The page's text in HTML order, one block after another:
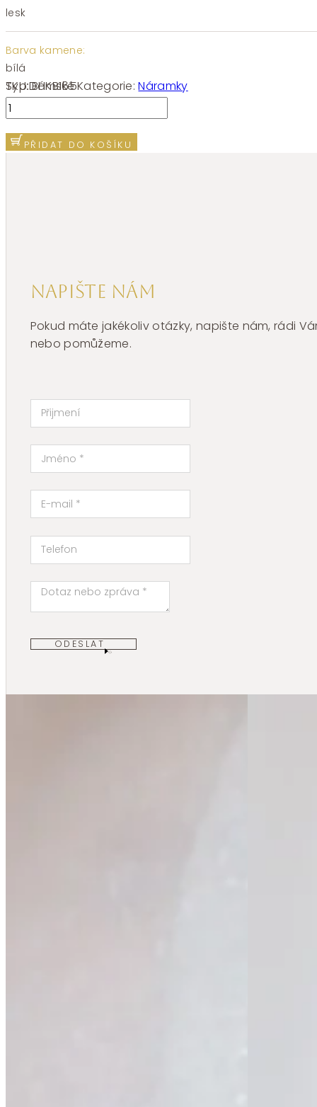
lesk
Barva kamene:
bílá
SKU:BHKB165Kategorie:Náramky
Typ:Dámské
Náramek
chirurgická
ocel
Brosway
PŘIDAT DO KOŠÍKU
Napište nám
Pokud máte jakékoliv otázky, napište nám, rádi
nebo pomůžeme.
ODESLAT